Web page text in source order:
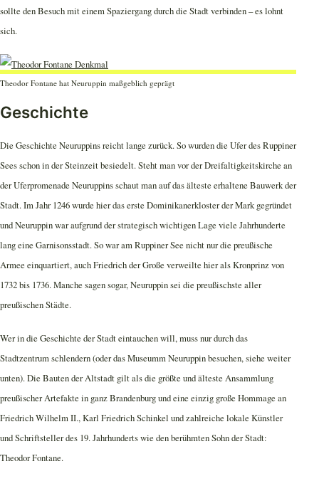
sollte den Besuch mit einem Spaziergang durch die Stadt verbinden – es lohnt
sich.
Theodor Fontane hat Neuruppin maßgeblich geprägt
Geschichte
Die Geschichte Neuruppins reicht lange zurück. So wurden die Ufer des Ruppiner
Sees schon in der Steinzeit besiedelt. Steht man vor der Dreifaltigkeitskirche an
der Uferpromenade Neuruppins schaut man auf das älteste erhaltene Bauwerk der
Stadt. Im Jahr 1246 wurde hier das erste Dominikanerkloster der Mark gegründet
und Neuruppin war aufgrund der strategisch wichtigen Lage viele Jahrhunderte
lang eine Garnisonsstadt. So war am Ruppiner See nicht nur die preußische
Armee einquartiert, auch Friedrich der Große verweilte hier als Kronprinz von
1732 bis 1736. Manche sagen sogar, Neuruppin sei die preußischste aller
preußischen Städte.
Wer in die Geschichte der Stadt eintauchen will, muss nur durch das
Stadtzentrum schlendern (oder das Museumm Neuruppin besuchen, siehe weiter
unten). Die Bauten der Altstadt gilt als die größte und älteste Ansammlung
preußischer Artefakte in ganz Brandenburg und eine einzig große Hommage an
Friedrich Wilhelm II., Karl Friedrich Schinkel und zahlreiche lokale Künstler
und Schriftsteller des 19. Jahrhunderts wie den berühmten Sohn der Stadt:
Theodor Fontane.